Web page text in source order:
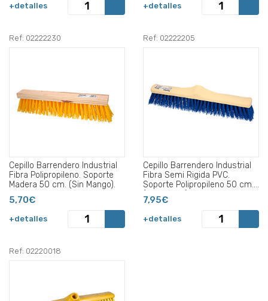
+detalles +detalles
Ref: 02222230
Cepillo Barrendero Industrial
Fibra Polipropileno. Soporte
Madera 50 cm. (Sin Mango).
5,70€
+detalles
Ref: 02222205
Cepillo Barrendero Industrial
Fibra Semi Rigida PVC.
Soporte Polipropileno 50 cm.
(Sin Mango).
7,95€
+detalles
Ref: 02220018